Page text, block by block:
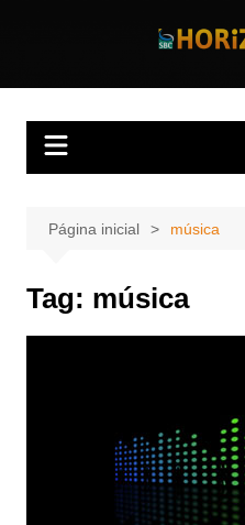
Página inicial música
Tag: música